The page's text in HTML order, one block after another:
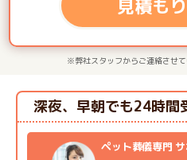
見積も
※弊社スタッフからご連絡させて
ペット葬儀専門
深夜、早朝でも24時間